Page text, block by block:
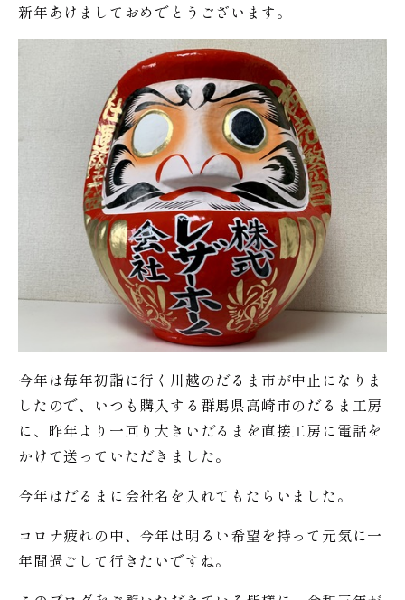
新年あけましておめでとうございます。
今年は毎年初詣に行く川越のだるま市が中止になりま
したので、いつも購入する群馬県高崎市のだるま工房
に、昨年より一回り大きいだるまを直接工房に電話を
かけて送っていただきました。
今年はだるまに会社名を入れてもたらいました。
コロナ疲れの中、今年は明るい希望を持って元気に一
年間過ごして行きたいですね。